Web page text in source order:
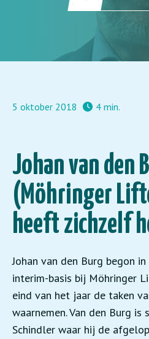
5 oktober 2018 4 min.
Johan van den
(Möhringer
heeft zichzelf
Johan van den Burg begon
interim-basis bij Möhringer
eind van het jaar de taken
waarnemen. Van den Burg
Schindler waar hij de